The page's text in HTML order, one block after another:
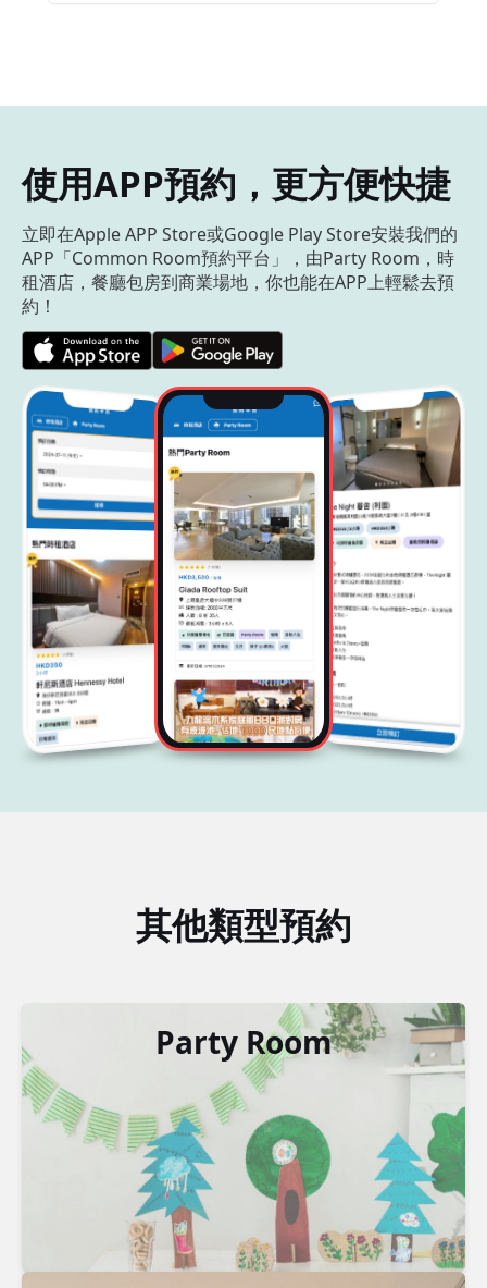
使用APP預約，更方便快捷
立即在Apple APP Store或Google Play Store安裝我們的
APP「Common Room預約平台」，由Party Room，時
租酒店，餐廳包房到商業場地，你也能在APP上輕鬆去預
約！
其他類型預約
Party Room